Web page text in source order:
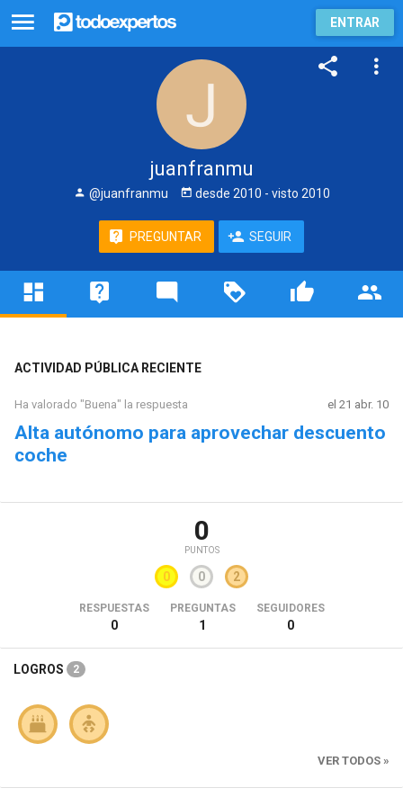
ENTRAR
juanfranmu
@juanfranmu desde 2010 - visto 2010
PREGUNTAR SEGUIR
ACTIVIDAD PÚBLICA RECIENTE
Ha valorado "Buena" la respuesta el 21 abr. 10
Alta autónomo para aprovechar descuento
coche
0
PUNTOS
0 0 2
RESPUESTAS
0
PREGUNTAS
1
SEGUIDORES
0
LOGROS 2
VER TODOS »